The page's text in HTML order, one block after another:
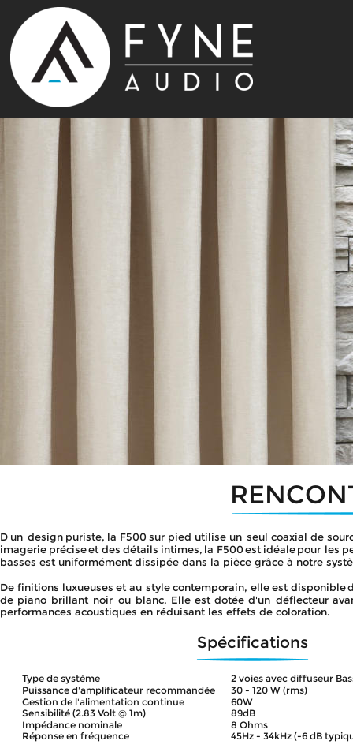
D'un design puriste, la F500sur pied utilise un seul coaxial de
imagerie préciseet des détails intimes, la F500est idéalepour les
basses est uniformément dissipée dans la pièce grâce à notre
De finitions luxueuses et au style contemporain, elle est disponible
de piano brillant noir ou blanc. Elle est dotée d'un déflecteur
performances acoustiques en réduisant les effets de coloration.
Spécifications
Type de système
2 voies avec diffuseur
Puissance d'amplificateur recommandée
30 - 120 W (rms)
Gestion de l'alimentation continue
60W
Sensibilité (2.83 Volt @ 1m)
89dB
Impédance nominale
8 Ohms
Réponse en fréquence
45Hz - 34kHz (-6 dB